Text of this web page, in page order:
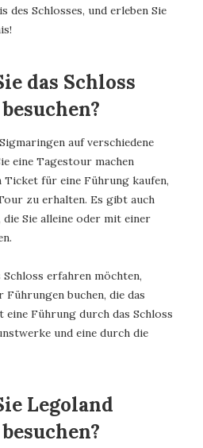
des Schlosses, und erleben Sie
das Schloss
auf verschiedene
eine Tagestour machen
Ticket für eine Führung kaufen,
zu erhalten. Es gibt auch
Sie alleine oder mit einer
Schloss erfahren möchten,
Führungen buchen, die das
eine Führung durch das Schloss
und eine durch die
Legoland